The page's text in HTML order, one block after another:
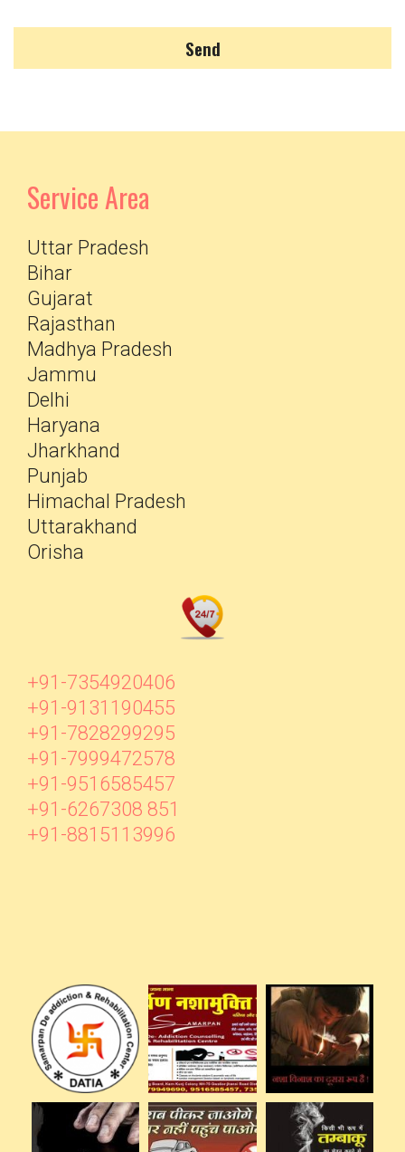
Send
Service Area
Uttar Pradesh
Bihar
Gujarat
Rajasthan
Madhya Pradesh
Jammu
Delhi
Haryana
Jharkhand
Punjab
Himachal Pradesh
Uttarakhand
Orisha
+91-7354920406
+91-9131190455
+91-7828299295
+91-7999472578
+91-9516585457
+91-6267308 851
+91-8815113996